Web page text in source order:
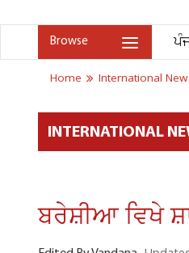
Browse
Home International
INTERNATIONAL
ਬਰੇਸ਼ੀਆ ਵਿਖੇ